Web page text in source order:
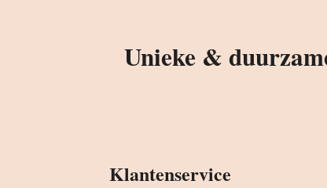
Unieke &
Klantenservice